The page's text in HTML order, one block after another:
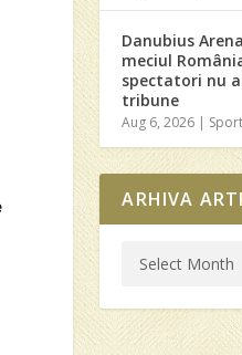
Danubius
meciul
spectatori nu
tribune
Aug 6, 2026 | Sport
ARHIVA